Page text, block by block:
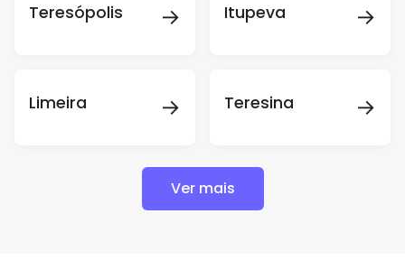
Teresópolis → Itupeva →
Limeira → Teresina →
Ver mais